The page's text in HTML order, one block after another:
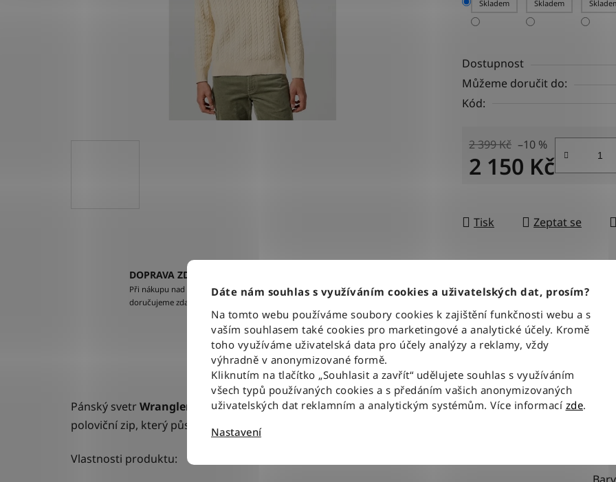
Dáte nám souhlas s využíváním cookies a uživatelských dat, prosím?
Na tomto webu používáme soubory cookies k zajištění funkčnosti webu a s
vaším souhlasem také cookies pro marketingové a analytické účely. Kromě
toho využíváme uživatelská data pro účely analýzy a reklamy, vždy
výhradně v anonymizované formě.
Kliknutím na tlačítko „Souhlasit a zavřít“ udělujete souhlas s využíváním
všech typů používaných cookies a s předáním vašich anonymizovaných
uživatelských dat reklamním a analytickým systémům. Více informací zde.
Nastavení
Skladem Skladem
Dostupnost
Můžeme doručit do:
Kód:
2 399 Kč –10 %
2 150 Kč
Tisk Zeptat se
DOPRAVA ZDARMA
Při nákupu nad 2500 Kč
doručujeme zdarma po celé ČR
Objednávky odesíláme každý
Veškeré vystavené zboží
Pánský svetrWrangler HALF ZIP KNITEcru - elegantní pletený pulovr se zapínáním na
poloviční zip, který působí velmi čistým a prémiovým dojmem.
Vlastnosti produktu: